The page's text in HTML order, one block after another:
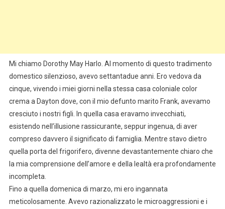
Mi chiamo Dorothy May Harlo. Al momento di questo tradimento
domestico silenzioso, avevo settantadue anni. Ero vedova da
cinque, vivendo i miei giorni nella stessa casa coloniale color
crema a Dayton dove, con il mio defunto marito Frank, avevamo
cresciuto i nostri figli. In quella casa eravamo invecchiati,
esistendo nell’illusione rassicurante, seppur ingenua, di aver
compreso davvero il significato di famiglia. Mentre stavo dietro
quella porta del frigorifero, divenne devastantemente chiaro che
la mia comprensione dell’amore e della lealtà era profondamente
incompleta.
Fino a quella domenica di marzo, mi ero ingannata
meticolosamente. Avevo razionalizzato le microaggressioni e i